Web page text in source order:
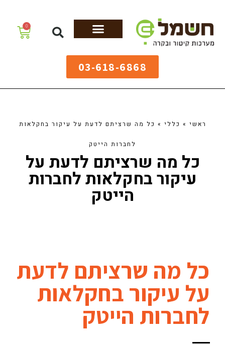
0
03-618-6868
ראשי » כללי » כל מה שרציתם לדעת על עיקור בחקלאות
לחברות הייטק
כל מה שרציתם לדעת על
עיקור בחקלאות לחברות
הייטק
כל מה שרציתם לדעת
על עיקור בחקלאות
לחברות הייטק